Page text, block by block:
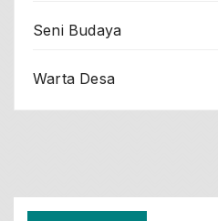
Seni Budaya
Warta Desa